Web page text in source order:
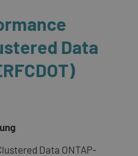
Data
Data ONTAP-